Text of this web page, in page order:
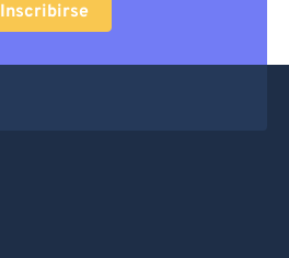
Inscribirse